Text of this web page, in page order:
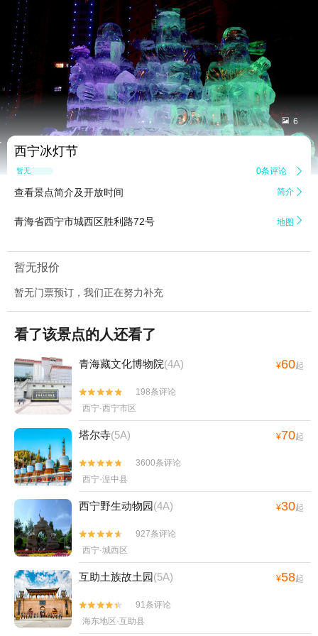
 6
西宁冰灯节
暂无点评 0条评论 
查看景点简介及开放时间 简介 
青海省西宁市城西区胜利路72号 地图 
暂无报价
暂无门票预订，我们正在努力补充
看了该景点的人还看了
青海藏文化博物院(4A) ¥60起


198条评论
西宁·西宁市区
塔尔寺(5A) ¥70起


3600条评论
西宁·湟中县
西宁野生动物园(4A) ¥30起


927条评论
西宁·城西区
互助土族故土园(5A) ¥58起


91条评论
海东地区·互助县
